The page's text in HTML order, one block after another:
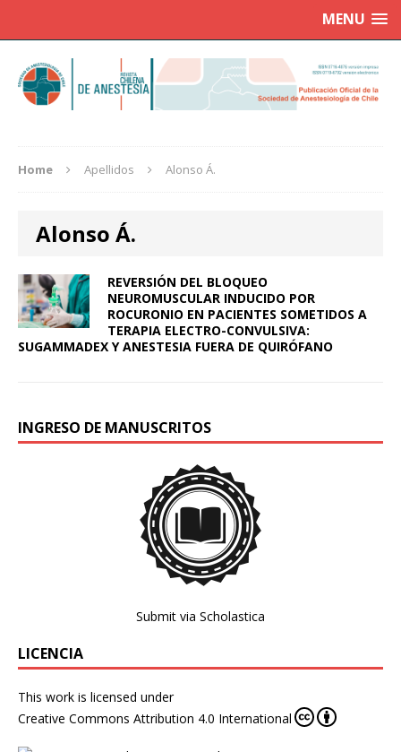
MENU
Home Apellidos Alonso Á.
Alonso Á.
REVERSIÓN DEL BLOQUEO
NEUROMUSCULAR INDUCIDO POR
ROCURONIO EN PACIENTES SOMETIDOS A
TERAPIA ELECTRO-CONVULSIVA:
SUGAMMADEX Y ANESTESIA FUERA DE QUIRÓFANO
INGRESO DE MANUSCRITOS
Submit via Scholastica
LICENCIA
This work is licensed under
Creative Commons Attribution 4.0 International